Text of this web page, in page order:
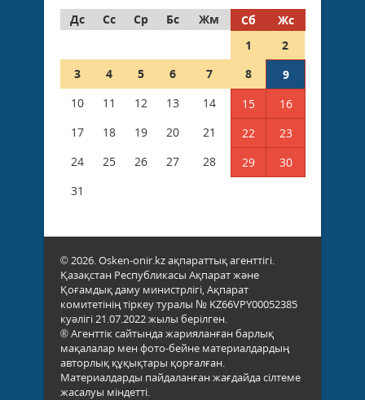
Дс
Сс Ср Бс Жм Сб
Жс
1
2
3
4 5 6 7 8
9
10
11 12 13 14 15
16
17
18 19 20 21 22
23
24
25 26 27 28 29
30
31
© 2026. Osken-onir.kz ақпараттық агенттігі.
Қазақстан Республикасы Ақпарат және
Қоғамдық даму министрлігі, Ақпарат
комитетінің тіркеу туралы № KZ66VPY00052385
куәлігі 21.07.2022 жылы берілген.
® Агенттік сайтында жарияланған барлық
мақалалар мен фото-бейне материалдардың
авторлық құқықтары қорғалған.
Материалдарды пайдаланған жағдайда сілтеме
жасалуы міндетті.